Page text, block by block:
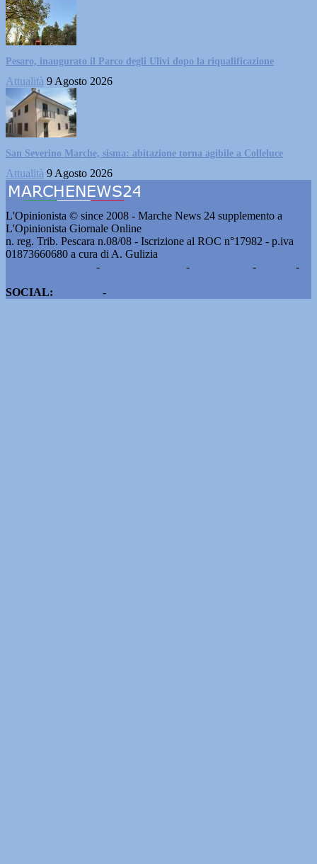
Pesaro, inaugurato il Parco degli Ulivi dopo la riqualificazione
Attualità 9 Agosto 2026
San Severino Marche, sisma: abitazione torna agibile a Colleluce
Attualità 9 Agosto 2026
L'Opinionista © since 2008 - Marche News 24 supplemento a
L'Opinionista Giornale Online
n. reg. Trib. Pescara n.08/08 - Iscrizione al ROC n°17982 - p.iva
01873660680 a cura di A. Gulizia
- - -
-
SOCIAL:
-